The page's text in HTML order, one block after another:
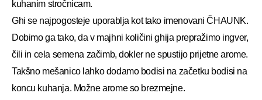
kuhanim stročnicam.
Ghi se najpogosteje uporablja kot tako imenovani ČHAUNK.
Dobimo ga tako, da v majhni količini ghija prepražimo ingver,
čili in cela semena začimb, dokler ne spustijo prijetne arome.
Takšno mešanico lahko dodamo bodisi na začetku bodisi na
koncu kuhanja. Možne arome so brezmejne.